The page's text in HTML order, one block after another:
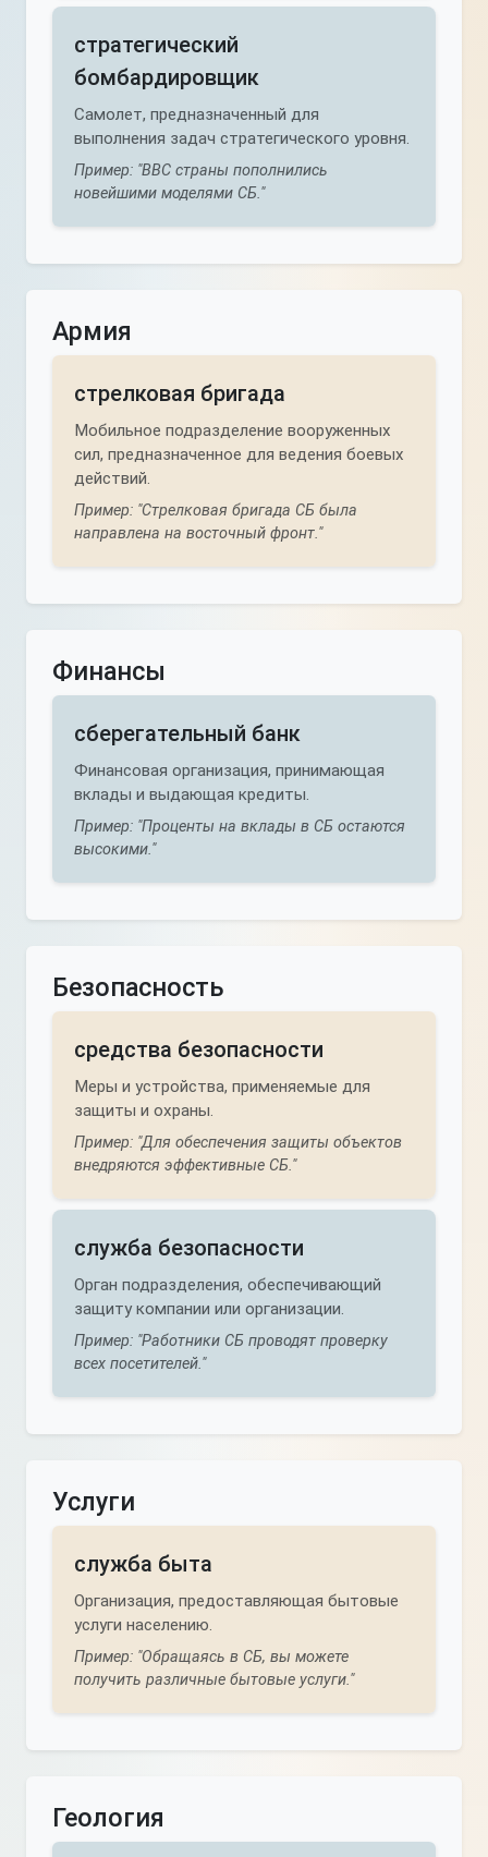
стратегический
бомбардировщик
Самолет, предназначенный для
выполнения задач стратегического уровня.
Пример: "ВВС страны пополнились
новейшими моделями СБ."
Армия
стрелковая бригада
Мобильное подразделение вооруженных
сил, предназначенное для ведения боевых
действий.
Пример: "Стрелковая бригада СБ была
направлена на восточный фронт."
Финансы
сберегательный банк
Финансовая организация, принимающая
вклады и выдающая кредиты.
Пример: "Проценты на вклады в СБ остаются
высокими."
Безопасность
средства безопасности
Меры и устройства, применяемые для
защиты и охраны.
Пример: "Для обеспечения защиты объектов
внедряются эффективные СБ."
служба безопасности
Орган подразделения, обеспечивающий
защиту компании или организации.
Пример: "Работники СБ проводят проверку
всех посетителей."
Услуги
служба быта
Организация, предоставляющая бытовые
услуги населению.
Пример: "Обращаясь в СБ, вы можете
получить различные бытовые услуги."
Геология